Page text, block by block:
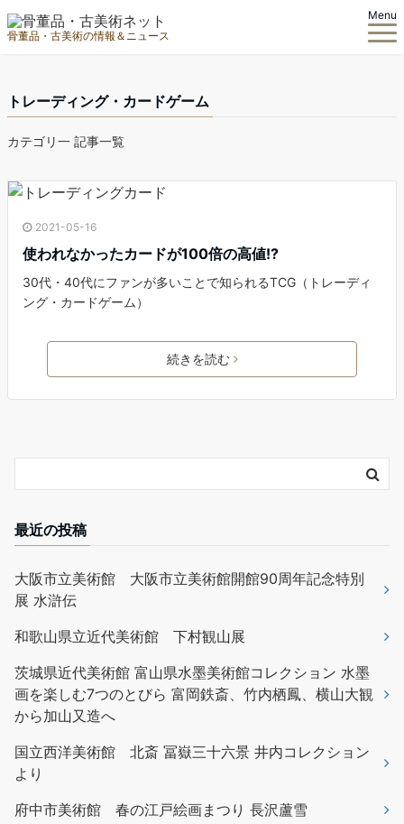
骨董品・古美術の情報＆ニュース
Menu
トレーディング・カードゲーム
カテゴリ一 記事一覧
2021-05-16
使われなかったカードが100倍の高値!?
30代・40代にファンが多いことで知られるTCG（トレーディ
ング・カードゲーム）
続きを読む
最近の投稿
大阪市立美術館 大阪市立美術館開館90周年記念特別
展 水滸伝
和歌山県立近代美術館 下村観山展
茨城県近代美術館 富山県水墨美術館コレクション 水墨
画を楽しむ7つのとびら 富岡鉄斎、竹内栖鳳、横山大観
から加山又造へ
国立西洋美術館 北斎 冨嶽三十六景 井内コレクション
より
府中市美術館 春の江戸絵画まつり 長沢蘆雪